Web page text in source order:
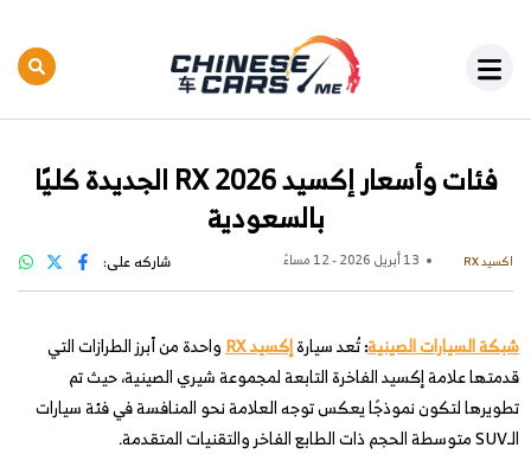
فئات وأسعار إكسيد RX 2026 الجديدة كليًا
بالسعودية
اكسيد RX 13 أبريل 2026 - 12 مساءً شاركه على:
شبكة السيارات الصينية:تُعد سيارةإكسيد RX
واحدة من أبرز الطرازات التي
قدمتها علامة إكسيد الفاخرة التابعة لمجموعة شيري الصينية، حيث تم
تطويرها لتكون نموذجًا يعكس توجه العلامة نحو المنافسة في فئة سيارات
الـSUV متوسطة الحجم ذات الطابع الفاخر والتقنيات المتقدمة.